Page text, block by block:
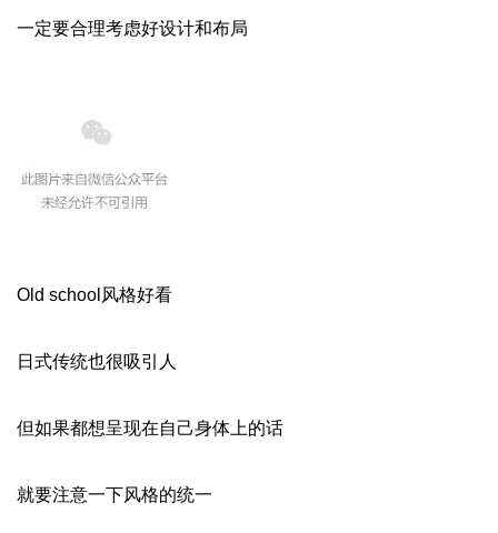
一定要合理考虑好设计和布局
Old school风格好看
日式传统也很吸引人
但如果都想呈现在自己身体上的话
就要注意一下风格的统一